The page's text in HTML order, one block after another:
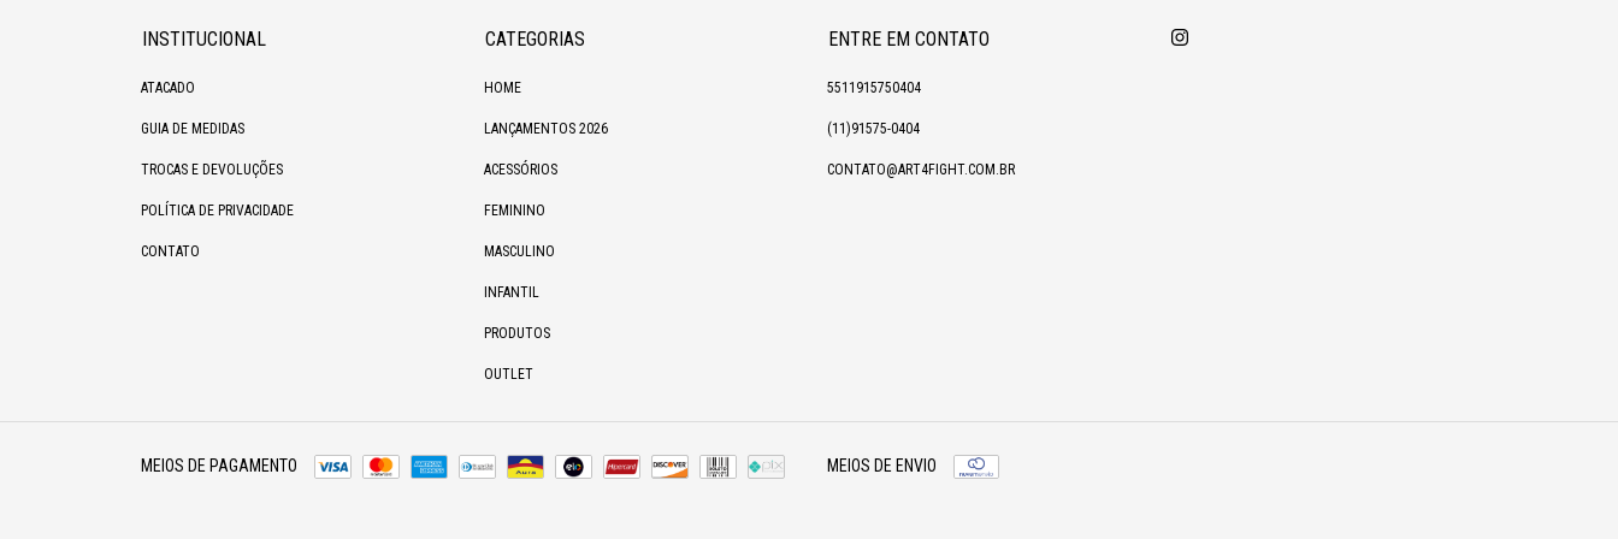
INSTITUCIONAL
ATACADO
GUIA DE MEDIDAS
TROCAS E DEVOLUÇÕES
POLÍTICA DE PRIVACIDADE
CONTATO
CATEGORIAS
HOME
LANÇAMENTOS 2026
ACESSÓRIOS
FEMININO
MASCULINO
INFANTIL
PRODUTOS
OUTLET
ENTRE EM CONTATO
5511915750404
(11)91575-0404
CONTATO@ART4FIGHT.COM.BR
MEIOS DE PAGAMENTO MEIOS DE ENVIO